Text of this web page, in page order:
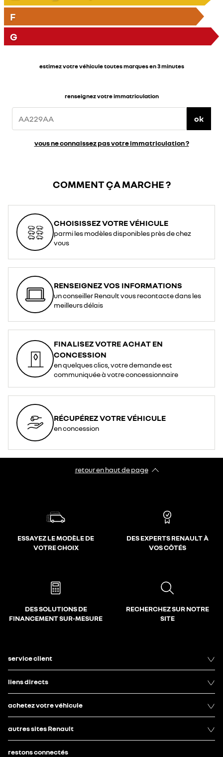
F
G
estimez votre véhicule toutes marques en 3 minutes
renseignez votre immatriculation
ok
vous ne connaissez pas votre immatriculation ?
COMMENT ÇA MARCHE ?
CHOISISSEZ VOTRE VÉHICULE
parmi les modèles disponibles près de chez
vous
RENSEIGNEZ VOS INFORMATIONS
un conseiller Renault vous recontacte dans les
meilleurs délais
FINALISEZ VOTRE ACHAT EN
CONCESSION
en quelques clics, votre demande est
communiquée à votre concessionnaire
RÉCUPÉREZ VOTRE VÉHICULE
en concession
retour en haut de page​
ESSAYEZ LE MODÈLE DE
VOTRE CHOIX
DES EXPERTS RENAULT À
VOS CÔTÉS
DES SOLUTIONS DE
FINANCEMENT SUR-MESURE
RECHERCHEZ SUR NOTRE
SITE
service client
liens directs
achetez votre véhicule
autres sites Renault
restons connectés